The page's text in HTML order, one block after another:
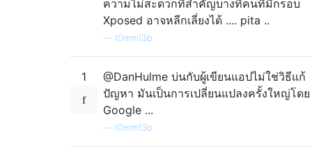
ความไม่สะดวกที่สำคัญบางทีคนที่มีกรอบ
Xposed อาจหลีกเลี่ยงได้ .... pita ..
t0mm13b
1
@DanHulme บ่นกับผู้เขียนแอปไม่ใช่วิธีแก้
ปัญหา มันเป็นการเปลี่ยนแปลงครั้งใหญ่โดย
Google ...
t0mm13b